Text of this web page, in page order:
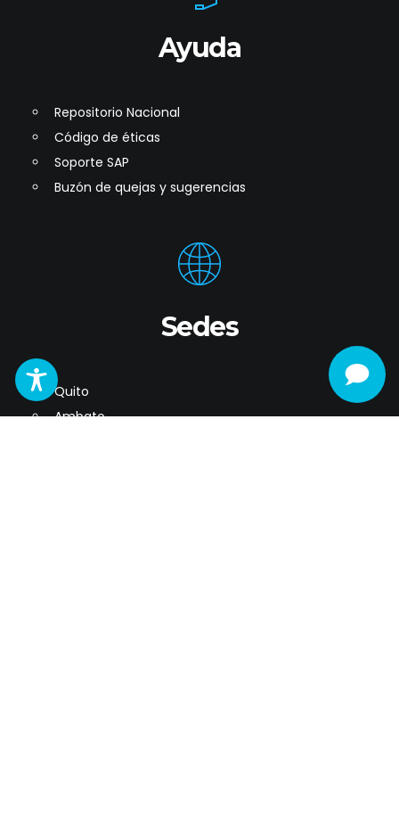
Ayuda
Repositorio Nacional
Código de éticas
Soporte SAP
Buzón de quejas y sugerencias
Sedes
Quito
Ambato